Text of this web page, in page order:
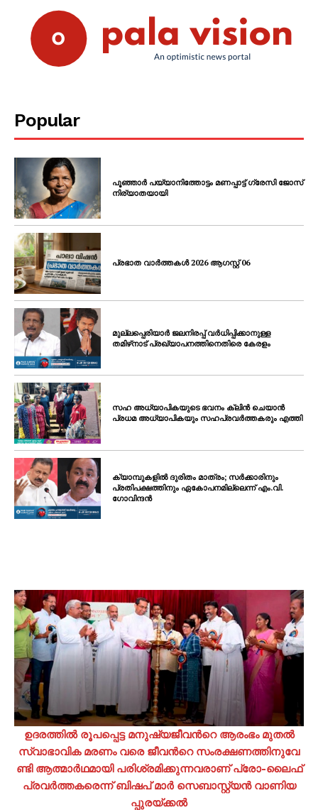
Popular
പൂഞ്ഞാർ പയ്യാനിത്തോട്ടം മണപ്പാട്ട് ഗ്രേസി ജോസ്
നിര്യാതയായി
പ്രഭാത വാർത്തകൾ 2026 ആഗസ്റ്റ് 06
മുല്ലപ്പെരിയാർ ജലനിരപ്പ് വർധിപ്പിക്കാനുള്ള
തമിഴ്‌നാട് പ്രഖ്യാപനത്തിനെതിരെ കേരളം
സഹ അധ്യാപികയുടെ ഭവനം ക്ലിൻ ചെയാൻ
പ്രധമ അധ്യാപികയും സഹപ്രവർത്തകരും എത്തി
ക്യാമ്പുകളിൽ ദുരിതം മാത്രം; സർക്കാരിനും
പ്രതിപക്ഷത്തിനും ഏകോപനമില്ലെന്ന് എം.വി.
ഗോവിന്ദൻ
ഉ​​​ദ​​​ര​​​ത്തി​​​ല്‍ രൂ​​​പ​​​പ്പെ​​​ട്ട മ​​​നു​​​ഷ്യ​​​ജീ​​​വ​​​ന്‍റെ ആ​​​രം​​​ഭം മു​​​ത​​​ല്‍
സ്വാ​​​ഭാ​​​വി​​​ക മ​​​ര​​​ണം വ​​​രെ ജീ​​​വ​​​ന്‍റെ സം​​​ര​​​ക്ഷ​​​ണ​​​ത്തി​​​നു​​​വേ​​​
ണ്ടി ആ​​​ത്മാ​​​ര്‍​ഥ​​​മാ​​​യി പ​​​രി​​​ശ്ര​​​മി​​​ക്കു​​​ന്ന​​​വ​​​രാ​​​ണ് പ്രോ-​​​ലൈ​​​ഫ്
പ്ര​​​വ​​​ര്‍​ത്ത​​​ക​​​രെ​​​ന്ന് ബി​​​ഷ​​​പ് മാ​​​ര്‍ സെ​​​ബാ​​​സ്റ്റ്യ​​​ന്‍ വാ​​​ണി​​​യ​​​
പ്പുര​​​യ്ക്ക​​​ല്‍